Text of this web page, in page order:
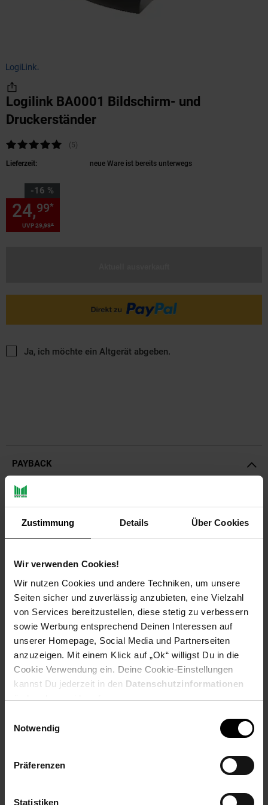
Zustimmung Details Über Cookies
Wir verwenden Cookies!
Wir nutzen Cookies und andere Techniken, um unsere
Seiten sicher und zuverlässig anzubieten, eine Vielzahl
von Services bereitzustellen, diese stetig zu verbessern
sowie Werbung entsprechend Deinen Interessen auf
unserer Homepage, Social Media und Partnerseiten
anzuzeigen. Mit einem Klick auf „Ok“ willigst Du in die
Cookie Verwendung ein. Deine Cookie-Einstellungen
kannst Du jederzeit in den Datenschutzinformationen
ändern bzw. widerrufen.
Notwendig
Präferenzen
Statistiken
Logilink BA0001 Bildschirm- und
Druckerständer
Kundenbewertung: 4,8 von 5 Sternen
(5Kundenbewertungen
)
Lieferzeit: neue Ware ist bereits unterwegs
-16 %
Sie Sparen 16 Prozent,
UVP29,99*
24,99*
Ja, ich möchte ein Altgerät abgeben.
PAYBACK
Produktbeschreibung
Platzsparender Bildschirm und Drucker Ständer von LogiLink.
Die obere Platte ist aus stabilen Holz. Ideal für A4 Laser/Inkjet
Drucker sowie Computer Bildschirme. Zwei Schubladen zum
aufbewahren der Dokumente (A4 oder Briefgröße) mit Platz für
bis zu 300 Blätter (DIN A4). Die Schubladen bieten die
Möglichkeit die Tastatur einzuhaken. Zusätzliche Seitengriffe
sorgen für einfache Positionierung des Ständers.
obere Platte aus stabilen Holz
zwei Schubladen zum Aufbewahren von Dokumente (A4
oder Briefgröße)
Schubladen mit Möglichkeit das Keyboard einzuhaken